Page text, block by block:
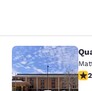
Quality